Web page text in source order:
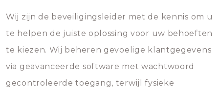
Wij zijn de beveiligingsleider met de kennis om u
te helpen de juiste oplossing voor uw behoeften
te kiezen. Wij beheren gevoelige klantgegevens
via geavanceerde software met wachtwoord
gecontroleerde toegang, terwijl fysieke